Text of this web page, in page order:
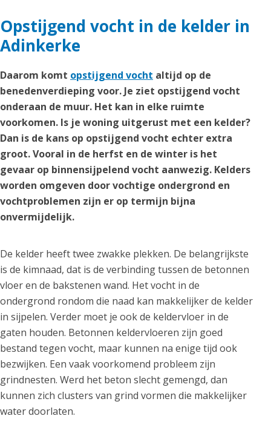
Opstijgend vocht in de kelder in
Adinkerke
Daarom komt opstijgend vocht altijd op de
benedenverdieping voor. Je ziet opstijgend vocht
onderaan de muur. Het kan in elke ruimte
voorkomen. Is je woning uitgerust met een kelder?
Dan is de kans op opstijgend vocht echter extra
groot. Vooral in de herfst en de winter is het
gevaar op binnensijpelend vocht aanwezig. Kelders
worden omgeven door vochtige ondergrond en
vochtproblemen zijn er op termijn bijna
onvermijdelijk.
De kelder heeft twee zwakke plekken. De belangrijkste
is de kimnaad, dat is de verbinding tussen de betonnen
vloer en de bakstenen wand. Het vocht in de
ondergrond rondom die naad kan makkelijker de kelder
in sijpelen. Verder moet je ook de keldervloer in de
gaten houden. Betonnen keldervloeren zijn goed
bestand tegen vocht, maar kunnen na enige tijd ook
bezwijken. Een vaak voorkomend probleem zijn
grindnesten. Werd het beton slecht gemengd, dan
kunnen zich clusters van grind vormen die makkelijker
water doorlaten.